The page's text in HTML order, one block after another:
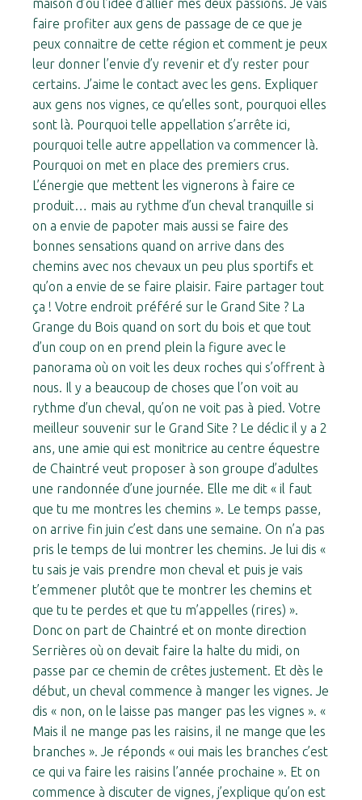
maison d’où l’idée d’allier mes deux passions. Je vais
faire profiter aux gens de passage de ce que je
peux connaitre de cette région et comment je peux
leur donner l’envie d’y revenir et d’y rester pour
certains. J’aime le contact avec les gens. Expliquer
aux gens nos vignes, ce qu’elles sont, pourquoi elles
sont là. Pourquoi telle appellation s’arrête ici,
pourquoi telle autre appellation va commencer là.
Pourquoi on met en place des premiers crus.
L’énergie que mettent les vignerons à faire ce
produit… mais au rythme d’un cheval tranquille si
on a envie de papoter mais aussi se faire des
bonnes sensations quand on arrive dans des
chemins avec nos chevaux un peu plus sportifs et
qu’on a envie de se faire plaisir. Faire partager tout
ça ! Votre endroit préféré sur le Grand Site ? La
Grange du Bois quand on sort du bois et que tout
d’un coup on en prend plein la figure avec le
panorama où on voit les deux roches qui s’offrent à
nous. Il y a beaucoup de choses que l’on voit au
rythme d’un cheval, qu’on ne voit pas à pied. Votre
meilleur souvenir sur le Grand Site ? Le déclic il y a 2
ans, une amie qui est monitrice au centre équestre
de Chaintré veut proposer à son groupe d’adultes
une randonnée d’une journée. Elle me dit « il faut
que tu me montres les chemins ». Le temps passe,
on arrive fin juin c’est dans une semaine. On n’a pas
pris le temps de lui montrer les chemins. Je lui dis «
tu sais je vais prendre mon cheval et puis je vais
t’emmener plutôt que te montrer les chemins et
que tu te perdes et que tu m’appelles (rires) ».
Donc on part de Chaintré et on monte direction
Serrières où on devait faire la halte du midi, on
passe par ce chemin de crêtes justement. Et dès le
début, un cheval commence à manger les vignes. Je
dis « non, on le laisse pas manger pas les vignes ». «
Mais il ne mange pas les raisins, il ne mange que les
branches ». Je réponds « oui mais les branches c’est
ce qui va faire les raisins l’année prochaine ». Et on
commence à discuter de vignes, j’explique qu’on est
# #